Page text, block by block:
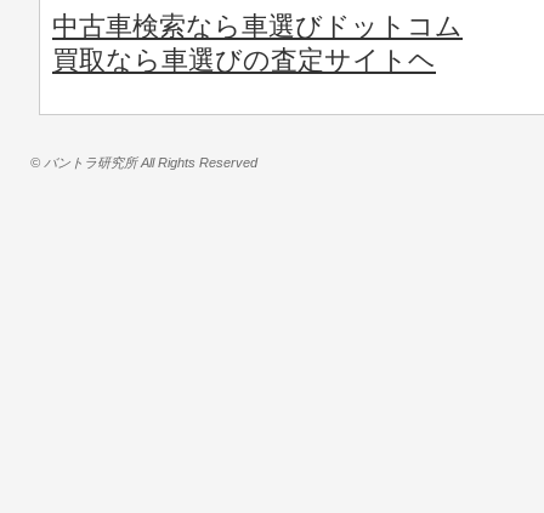
中古車検索なら車選びドットコム
買取なら車選びの査定サイトヘ
© バントラ研究所 All Rights Reserved